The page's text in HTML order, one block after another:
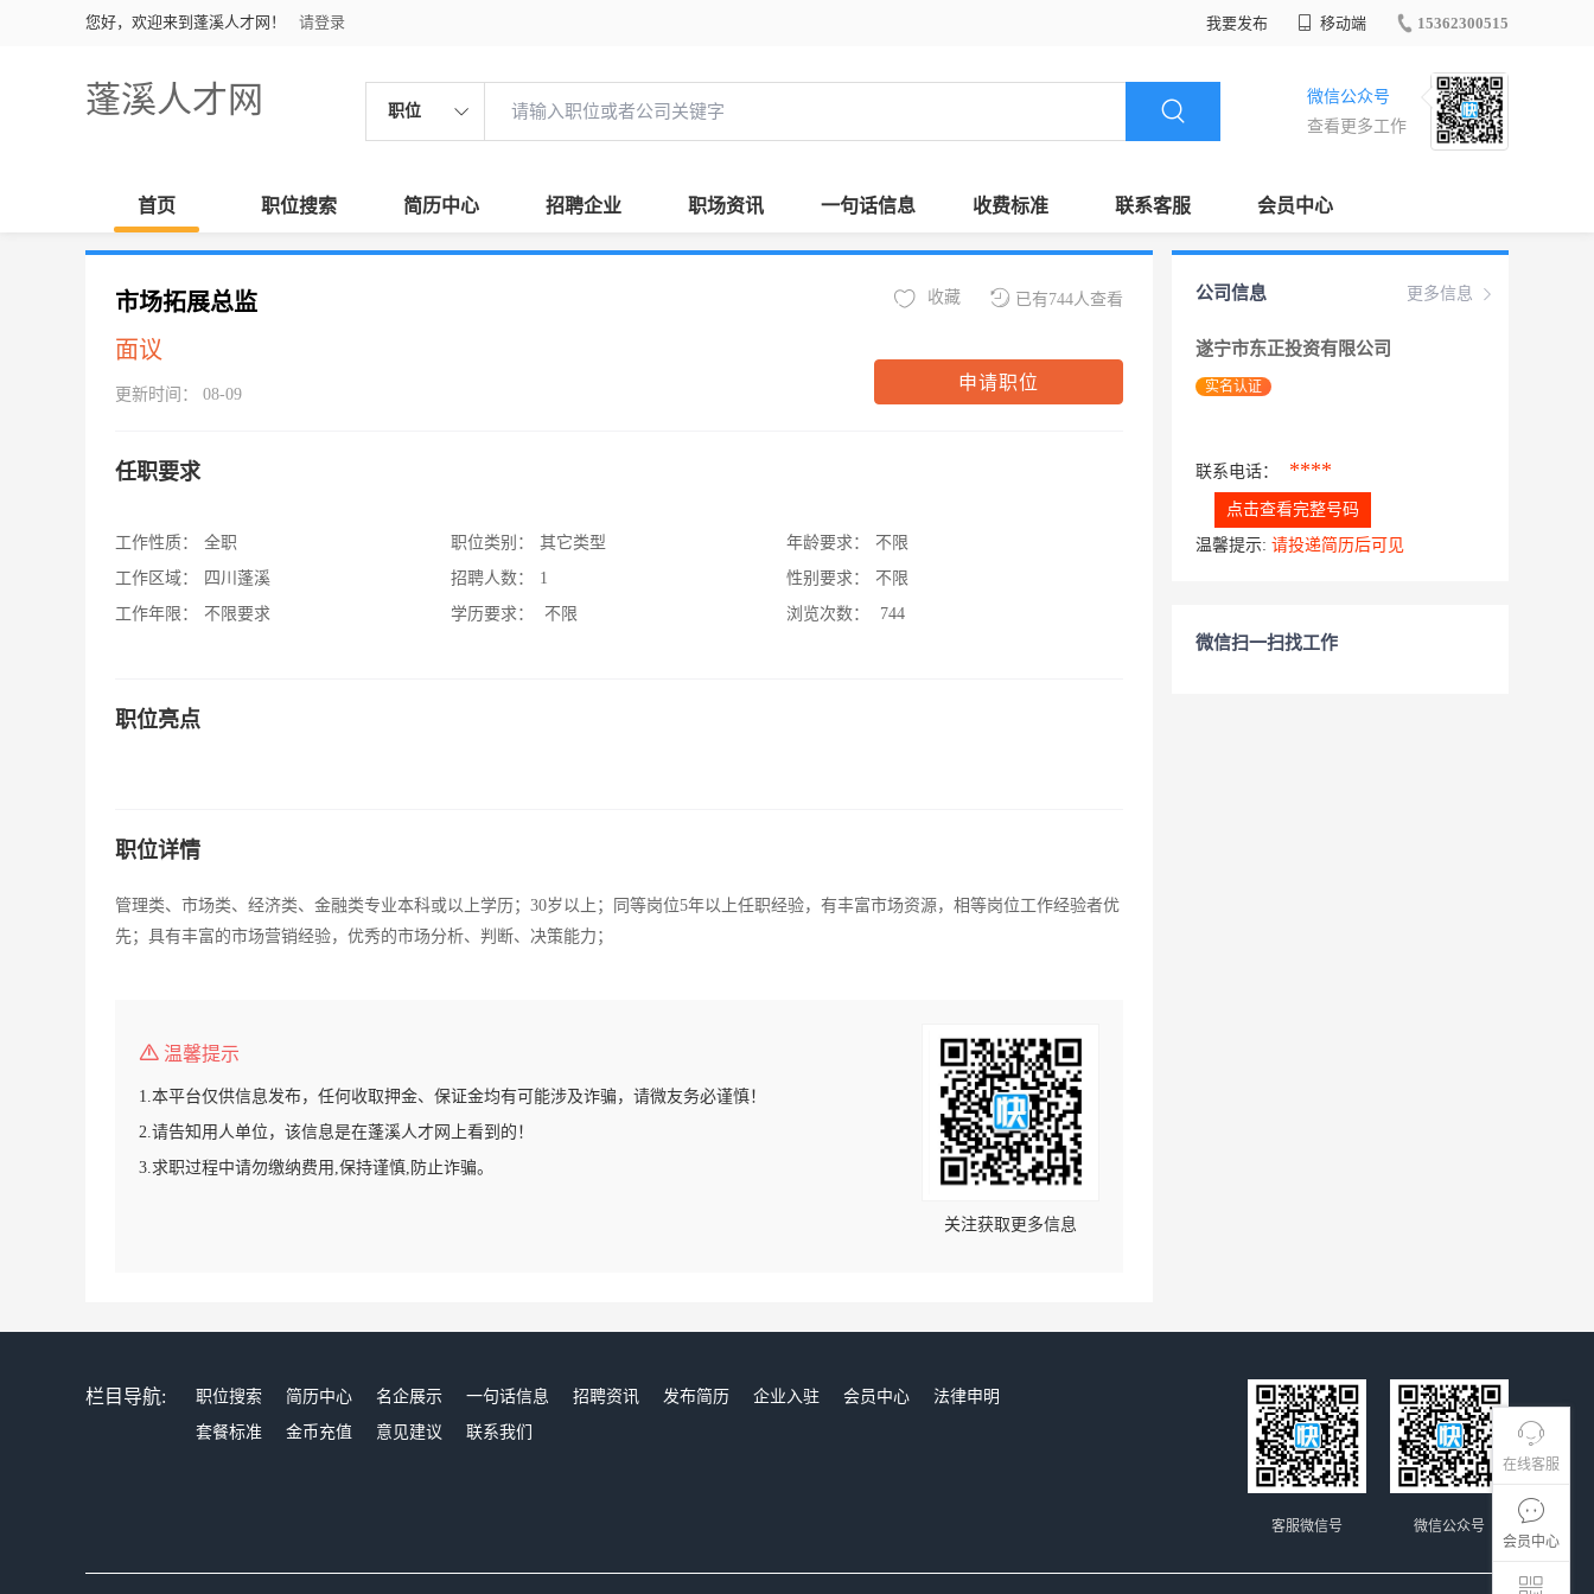
您好，欢迎来到蓬溪人才网！ 请登录 我要发布 移动端 15362300515
蓬溪人才网 职位
微信公众号
查看更多工作
首页 职位搜索 简历中心 招聘企业 职场资讯 一句话信息 收费标准 联系客服 会员中心
在线客服
会员中心
市场拓展总监
面议
更新时间： 08-09
已有744人查看
收藏
申请职位
任职要求
工作性质：
全职
工作区域：
四川蓬溪
工作年限：
不限要求
职位类别：
其它类型
招聘人数：
1
学历要求：
不限
年龄要求：
不限
性别要求：
不限
浏览次数：
744
职位亮点
职位详情
管理类、市场类、经济类、金融类专业本科或以上学历；30岁以上；同等岗位5年以上任职经验，有丰富市场资源，相等岗位工作经验者优
先；具有丰富的市场营销经验，优秀的市场分析、判断、决策能力；
温馨提示
1.本平台仅供信息发布，任何收取押金、保证金均有可能涉及诈骗，请微友务必谨慎！
2.请告知用人单位，该信息是在蓬溪人才网上看到的！
3.求职过程中请勿缴纳费用,保持谨慎,防止诈骗。
关注获取更多信息
更多信息
公司信息
遂宁市东正投资有限公司
实名认证
联系电话： ****
点击查看完整号码
温馨提示: 请投递简历后可见
微信扫一扫找工作
栏目导航: 职位搜索 简历中心 名企展示 一句话信息 招聘资讯 发布简历 企业入驻 会员中心
法律申明
套餐标准
金币充值 意见建议 联系我们
微信公众号
客服微信号